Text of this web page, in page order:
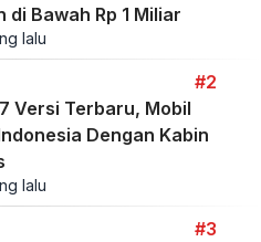
di Bawah Rp 1 Miliar
lalu
#2
Versi Terbaru, Mobil
Dengan Kabin
lalu
#3